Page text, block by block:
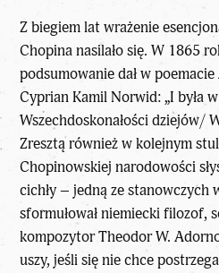
Z biegiem lat wrażenie
Chopina nasilało się. W 1865
podsumowanie dał w poemacie
Cyprian Kamil Norwid: „I była
Wszechdoskonałości dziejów/
Zresztą również w kolejnym
Chopinowskiej narodowości
cichły – jedną ze stanowczych
sformułował niemiecki filozof,
kompozytor Theodor W.
uszy, jeśli się nie chce